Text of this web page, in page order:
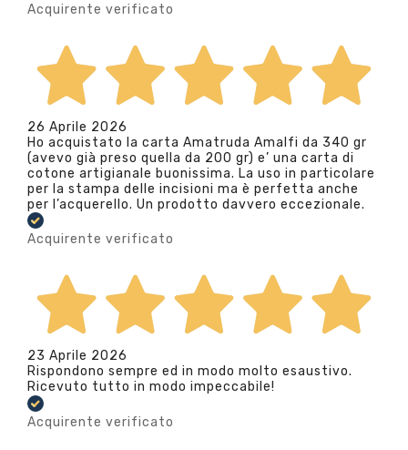
Acquirente verificato
26 Aprile 2026
Ho acquistato la carta Amatruda Amalfi da 340 gr
(avevo già preso quella da 200 gr) e’ una carta di
cotone artigianale buonissima. La uso in particolare
per la stampa delle incisioni ma è perfetta anche
per l’acquerello. Un prodotto davvero eccezionale.
Acquirente verificato
23 Aprile 2026
Rispondono sempre ed in modo molto esaustivo.
Ricevuto tutto in modo impeccabile!
Acquirente verificato